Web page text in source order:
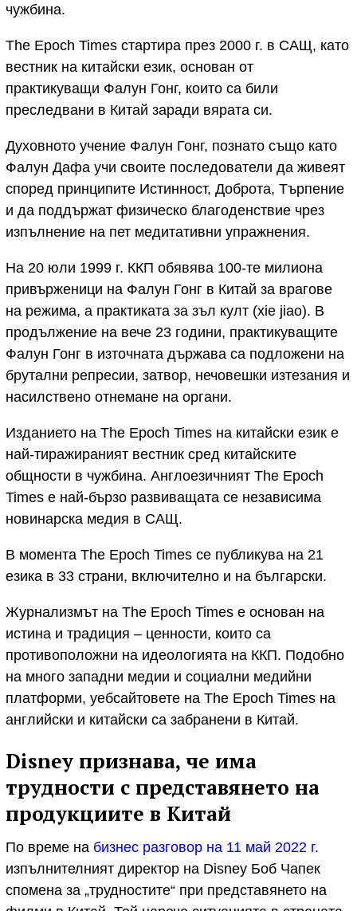
чужбина.
The Epoch Times стартира през 2000 г. в САЩ, като
вестник на китайски език, основан от
практикуващи Фалун Гонг, които са били
преследвани в Китай заради вярата си.
Духовното учение Фалун Гонг, познато също като
Фалун Дафа учи своите последователи да живеят
според принципите Истинност, Доброта, Търпение
и да поддържат физическо благоденствие чрез
изпълнение на пет медитативни упражнения.
На 20 юли 1999 г. ККП обявява 100-те милиона
привърженици на Фалун Гонг в Китай за врагове
на режима, а практиката за зъл култ (xie jiao). В
продължение на вече 23 години, практикуващите
Фалун Гонг в източната държава са подложени на
брутални репресии, затвор, нечовешки изтезания и
насилствено отнемане на органи.
Изданието на The Epoch Times на китайски език е
най-тиражираният вестник сред китайските
общности в чужбина. Англоезичният The Epoch
Times е най-бързо развиващата се независима
новинарска медия в САЩ.
В момента The Epoch Times се публикува на 21
езика в 33 страни, включително и на български.
Журнализмът на The Epoch Times е основан на
истина и традиция – ценности, които са
противоположни на идеологията на ККП. Подобно
на много западни медии и социални медийни
платформи, уебсайтовете на The Epoch Times на
английски и китайски са забранени в Китай.
Disney признава, че има
трудности с представянето на
продукциите в Китай
По време на бизнес разговор на 11 май 2022 г.
изпълнителният директор на Disney Боб Чапек
спомена за „трудностите“ при представянето на